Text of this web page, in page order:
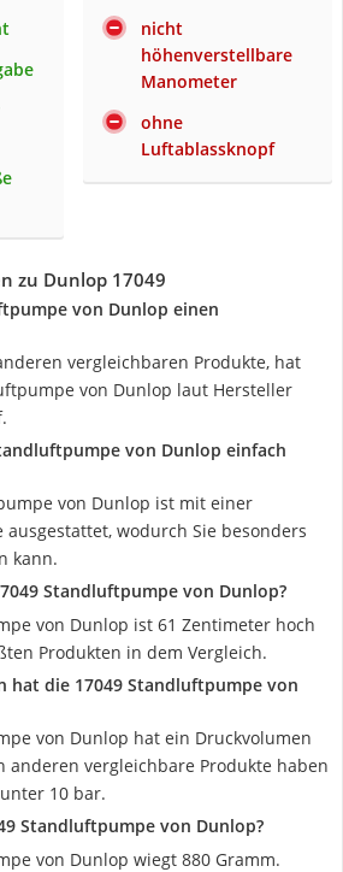
nicht
höhenverstellbare
Manometer
ohne
Luftablassknopf
zu Dunlop 17049
von Dunlop einen
vergleichbaren Produkte, hat
von Dunlop laut Hersteller
von Dunlop einfach
von Dunlop ist mit einer
wodurch Sie besonders
kann.
Standluftpumpe von Dunlop?
von Dunlop ist 61 Zentimeter hoch
Produkten in dem Vergleich.
hat die 17049 Standluftpumpe von
von Dunlop hat ein Druckvolumen
anderen vergleichbare Produkte haben
10 bar.
Standluftpumpe von Dunlop?
von Dunlop wiegt 880 Gramm.